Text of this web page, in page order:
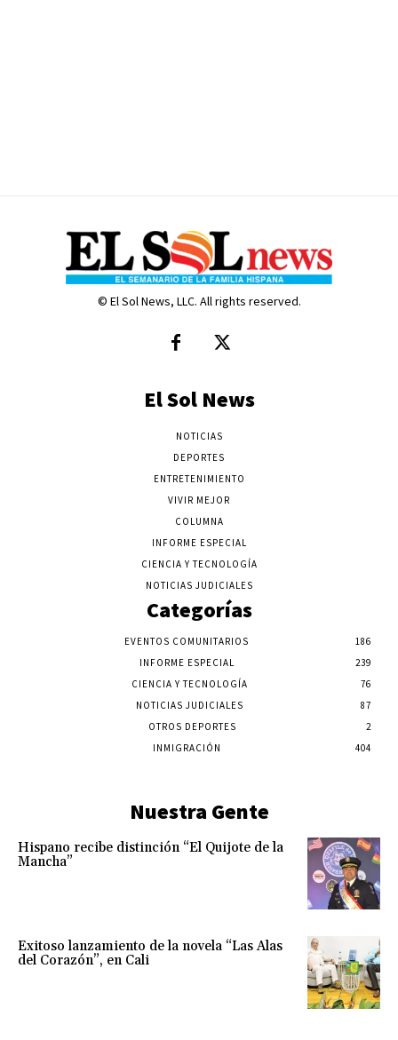
© El Sol News, LLC. All rights reserved.
El Sol News
NOTICIAS
DEPORTES
ENTRETENIMIENTO
VIVIR MEJOR
COLUMNA
INFORME ESPECIAL
CIENCIA Y TECNOLOGÍA
NOTICIAS JUDICIALES
Categorías
EVENTOS COMUNITARIOS
186
INFORME ESPECIAL
239
CIENCIA Y TECNOLOGÍA
76
NOTICIAS JUDICIALES
87
OTROS DEPORTES
2
INMIGRACIÓN
404
Nuestra Gente
Hispano recibe distinción “El Quijote de la
Mancha”
Exitoso lanzamiento de la novela “Las Alas
del Corazón”, en Cali